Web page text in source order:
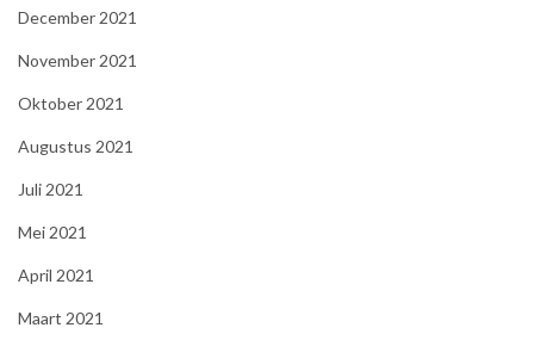
December 2021
November 2021
Oktober 2021
Augustus 2021
Juli 2021
Mei 2021
April 2021
Maart 2021